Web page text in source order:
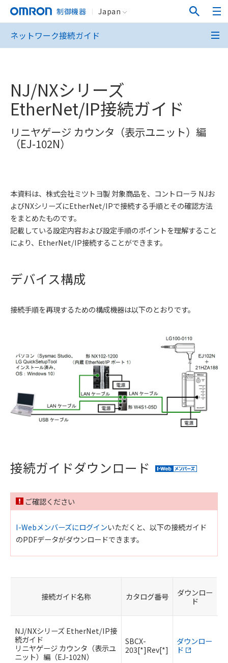
制御機器 Japan
ネットワーク接続ガイド
NJ/NXシリーズ
EtherNet/IP接続ガイド
リニヤゲージ カウンタ（表示ユニット）編
（EJ-102N）
本資料は、株式会社ミツトヨ製 対象商品を、コントローラ NJお
よびNXシリーズにEtherNet/IPで接続する手順とその確認方法
をまとめたものです。
記載している設定内容および設定手順のポイントを理解すること
により、EtherNet/IP接続することができます。
デバイス構成
接続手順を再現するための構成機器は以下のとおりです。
接続ガイドダウンロード
ご確認ください
I-Webメンバーズにログインいただくと、以下の接続ガイド
のPDFデータがダウンロードできます。
接続ガイド名称 カタログ番号
ダウンロー
ド
NJ/NXシリーズ EtherNet/IP接
続ガイド
リニヤゲージ カウンタ（表示ユ
ニット）編（EJ-102N）
SBCX-
203[*]Rev[*]
ダウンロー
ド